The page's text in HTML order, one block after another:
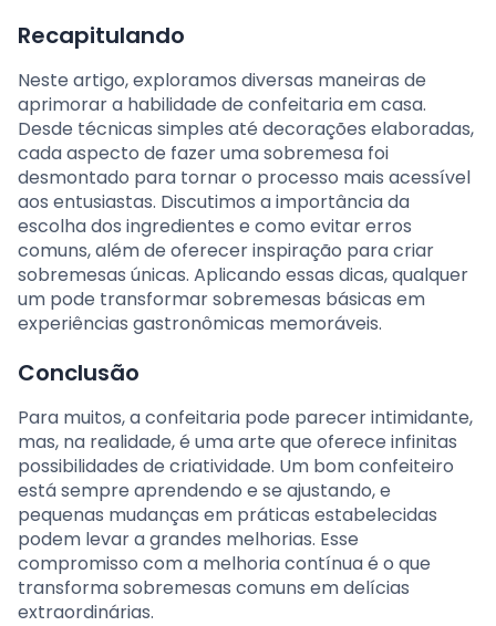
Recapitulando
Neste artigo, exploramos diversas maneiras de
aprimorar a habilidade de confeitaria em casa.
Desde técnicas simples até decorações elaboradas,
cada aspecto de fazer uma sobremesa foi
desmontado para tornar o processo mais acessível
aos entusiastas. Discutimos a importância da
escolha dos ingredientes e como evitar erros
comuns, além de oferecer inspiração para criar
sobremesas únicas. Aplicando essas dicas, qualquer
um pode transformar sobremesas básicas em
experiências gastronômicas memoráveis.
Conclusão
Para muitos, a confeitaria pode parecer intimidante,
mas, na realidade, é uma arte que oferece infinitas
possibilidades de criatividade. Um bom confeiteiro
está sempre aprendendo e se ajustando, e
pequenas mudanças em práticas estabelecidas
podem levar a grandes melhorias. Esse
compromisso com a melhoria contínua é o que
transforma sobremesas comuns em delícias
extraordinárias.